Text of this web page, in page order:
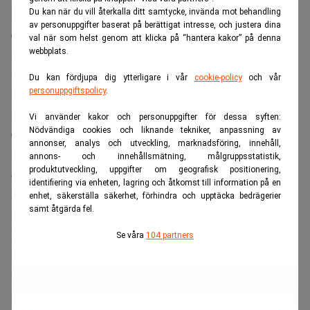
Du kan när du vill återkalla ditt samtycke, invända mot behandling
av personuppgifter baserat på berättigat intresse, och justera dina
val när som helst genom att klicka på “hantera kakor” på denna
webbplats.
Du kan fördjupa dig ytterligare i vår cookie-policyoch vår
personuppgiftspolicy.
Vi använder kakor och personuppgifter för dessa syften:
Nödvändiga cookies och liknande tekniker, anpassning av
annonser, analys och utveckling, marknadsföring, innehåll,
annons- och innehållsmätning, målgruppsstatistik,
produktutveckling, uppgifter om geografisk positionering,
identifiering via enheten, lagring och åtkomst till information på en
enhet, säkerställa säkerhet, förhindra och upptäcka bedrägerier
samt åtgärda fel.
Se våra 104 partners
hela 251 procent av BNP. Landets centralbank betonar
emellertid att det handlar om tusentals holdingbolag vars
skulder matchas av finansiella tillgångar.
Siffrorna säger alltså mer om landets roll som
finanscentrum än om inhemska företags risknivå.
Liknande mönster syns i Nederländerna, Belgien och
Cypern, där en stor del av skulderna är interna lån inom
multinationella koncerner som passerar nationsgränser
och därför räknas med i statistiken.
Missa inte:Fem scenarier för USA:s skenande statsskuld:
Då blir det finanskris. Realtid
Frankrike – enda landet som har ett verkligt problem
Frankrike är, enligt
företagens höga skuldsättning bedöms som ett verkligt
makroekonomiskt problem